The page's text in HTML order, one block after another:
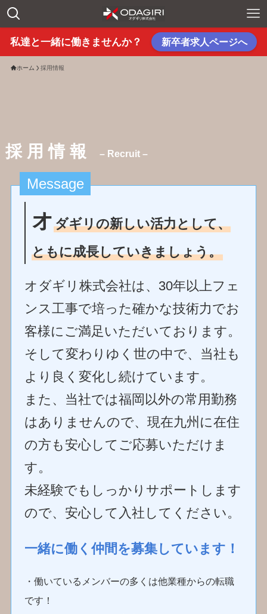
私達と一緒に働きませんか？ 新卒者求人ページへ
ホーム 採用情報
採 用 情 報 – Recruit–
Message
オダギリの新しい活力として、
ともに成長していきましょう。
オダギリ株式会社は、30年以上フェ
ンス工事で培った確かな技術力でお
客様にご満足いただいております。
そして変わりゆく世の中で、当社も
より良く変化し続けています。
また、当社では福岡以外の常用勤務
はありませんので、現在九州に在住
の方も安心してご応募いただけま
す。
未経験でもしっかりサポートします
ので、安心して入社してください。
一緒に働く仲間を募集しています！
・働いているメンバーの多くは他業種からの転職
です！